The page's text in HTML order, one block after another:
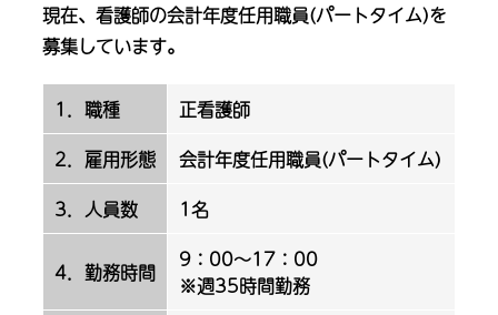
現在、看護師の会計年度任用職員(パートタイム)を
募集しています。
1．職種
正看護師
2．雇用形態
会計年度任用職員(パートタイム)
3．人員数
1名
4．勤務時間
9：00～17：00
※週35時間勤務